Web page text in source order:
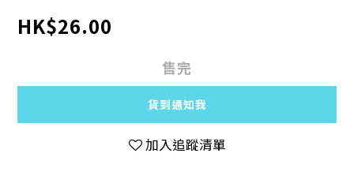
HK$26.00
售完
貨到通知我
加入追蹤清單